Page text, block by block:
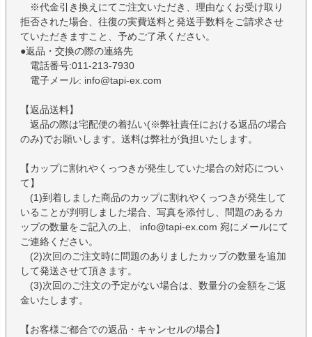
※代金引き換えにてご注文いただき、理由なくお受け取り
拒否された場合、往復の実費送料と発送手数料をご請求させ
ていただきますこと、予めご了承ください。
●返品・交換の際の連絡先
電話番号:011-213-7930
電子メール: info@tapi-ex.com
【返品送料】
返品の際は宅配便の着払い(※弊社責任における返品の場合
のみ)でお願いします。送料は弊社が負担いたします。
【カップに割れやくっつきが発生していた場合の対応につい
て】
(1)到着しました商品のカップに割れやくっつきが発生して
いることが判明しました場合、写真を添付し、問題のあるカ
ップの数量をご記入の上、 info@tapi-ex.com 宛にメールにて
ご連絡ください。
(2)次回のご注文時に問題のありましたカップの数量を追加
して発送させて頂きます。
(3)次回のご注文の予定がない場合は、数量分の金額をご返
金いたします。
【お客様ご都合での返品・キャンセルの場合】